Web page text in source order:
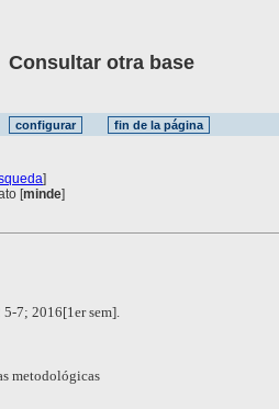
otra base
]
[minde]
7; 2016[1er sem].
metodológicas